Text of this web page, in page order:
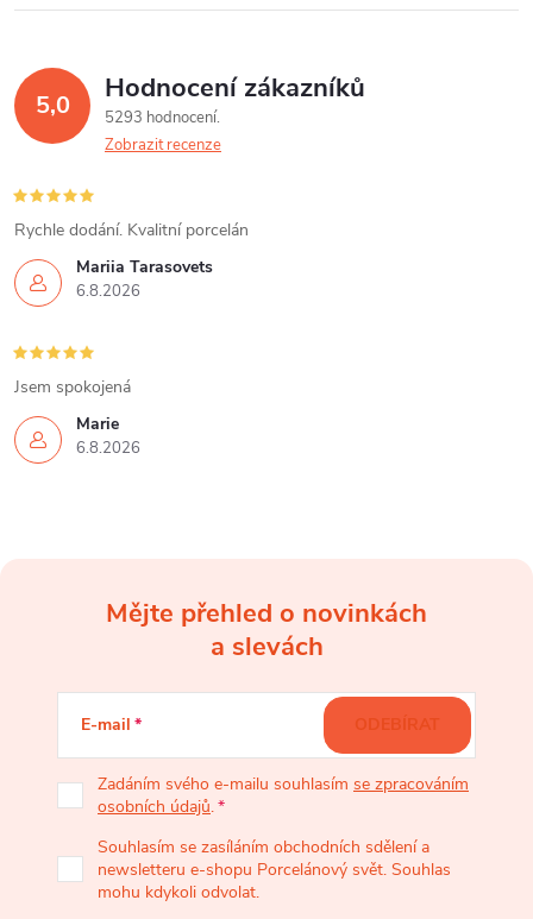
5,0 Hodnocení zákazníků
5293 hodnocení
Zobrazit recenze
Mariia Tarasovets
6.8.2026
Rychle dodání. Kvalitní porcelán
Marie
6.8.2026
Jsem spokojená
Mějte přehled o novinkách
a slevách
E-mail
Zadáním svého e-mailu souhlasím se zpracováním
osobních údajů.
Souhlasím se zasíláním obchodních sdělení a
newsletteru e-shopu Porcelánový svět. Souhlas
mohu kdykoli odvolat.
ODEBÍRAT